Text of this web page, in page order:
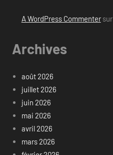
A WordPress Commentersur
Archives
août 2026
juillet 2026
juin 2026
mai 2026
avril 2026
mars 2026